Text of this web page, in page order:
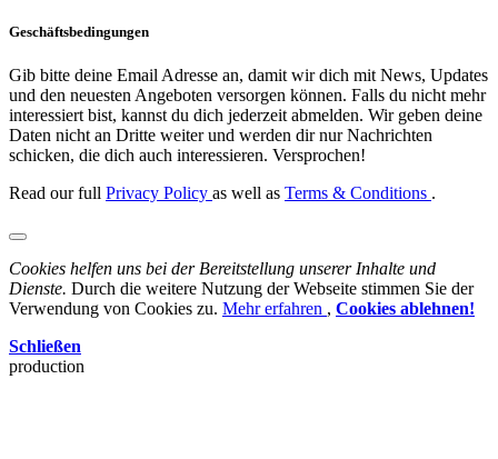
Geschäftsbedingungen
Gib bitte deine Email Adresse an, damit wir dich mit News, Updates
und den neuesten Angeboten versorgen können. Falls du nicht mehr
interessiert bist, kannst du dich jederzeit abmelden. Wir geben deine
Daten nicht an Dritte weiter und werden dir nur Nachrichten
schicken, die dich auch interessieren. Versprochen!
Read our full Privacy Policy as well as Terms & Conditions .
Cookies helfen uns bei der Bereitstellung unserer Inhalte und
Dienste. Durch die weitere Nutzung der Webseite stimmen Sie der
Verwendung von Cookies zu. Mehr erfahren , Cookies ablehnen!
Schließen
production